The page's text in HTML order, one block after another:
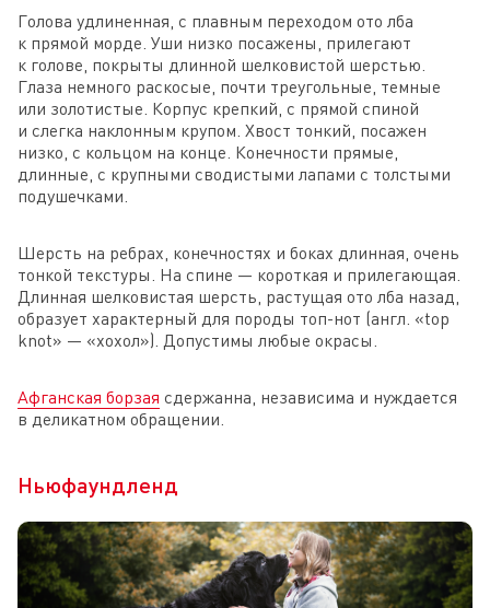
Голова удлиненная, с плавным переходом ото лба
к прямой морде. Уши низко посажены, прилегают
к голове, покрыты длинной шелковистой шерстью.
Глаза немного раскосые, почти треугольные, темные
или золотистые. Корпус крепкий, с прямой спиной
и слегка наклонным крупом. Хвост тонкий, посажен
низко, с кольцом на конце. Конечности прямые,
длинные, с крупными сводистыми лапами с толстыми
подушечками.
Шерсть на ребрах, конечностях и боках длинная, очень
тонкой текстуры. На спине — короткая и прилегающая.
Длинная шелковистая шерсть, растущая ото лба назад,
образует характерный для породы топ-нот (англ. «top
knot» — «хохол»). Допустимы любые окрасы.
Афганская борзая сдержанна, независима и нуждается
в деликатном обращении.
Ньюфаундленд